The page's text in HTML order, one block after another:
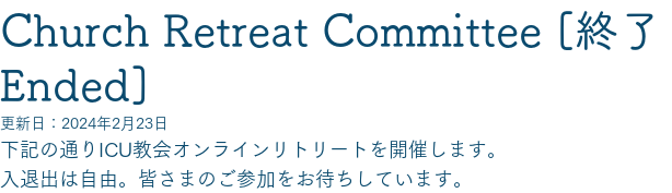
Church Retreat Committee [終了
Ended]
更新日： 2024年2月23日
下記の通りICU教会オンラインリトリートを開催します。
入退出は自由。皆さまのご参加をお待ちしています。